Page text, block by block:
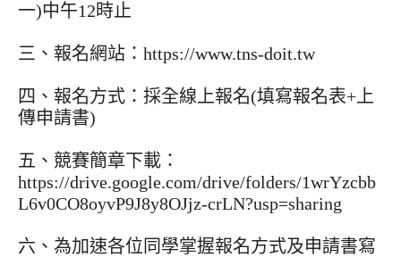
一)中午12時止
三、報名網站：https://www.tns-doit.tw
四、報名方式：採全線上報名(填寫報名表+上
傳申請書)
五、競賽簡章下載：
https://drive.google.com/drive/folders/1wrYzcbb
L6v0CO8oyvP9J8y8OJjz-crLN?usp=sharing
六、為加速各位同學掌握報名方式及申請書寫